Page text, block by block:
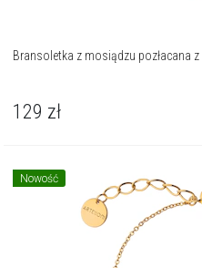
Bransoletka z mosiądzu pozłacana
129 zł
Nowość